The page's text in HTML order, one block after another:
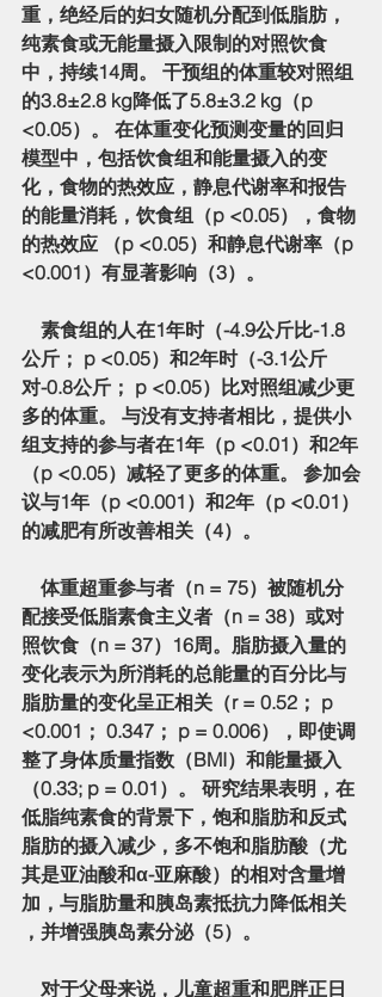
重，绝经后的妇女随机分配到低脂肪，
纯素食或无能量摄入限制的对照饮食
中，持续14周。 干预组的体重较对照组
的3.8±2.8 kg降低了5.8±3.2 kg（p
<0.05）。 在体重变化预测变量的回归
模型中，包括饮食组和能量摄入的变
化，食物的热效应，静息代谢率和报告
的能量消耗，饮食组（p <0.05），食物
的热效应 （p <0.05）和静息代谢率（p
<0.001）有显著影响（3）。
公斤； p <0.05）和2年时（-3.1公斤
对-0.8公斤； p <0.05）比对照组减少更
多的体重。 与没有支持者相比，提供小
组支持的参与者在1年（p <0.01）和2年
（p <0.05）减轻了更多的体重。 参加会
议与1年（p <0.001）和2年（p <0.01）
的减肥有所改善相关（4）。
配接受低脂素食主义者（n = 38）或对
照饮食（n = 37）16周。脂肪摄入量的
变化表示为所消耗的总能量的百分比与
脂肪量的变化呈正相关（r = 0.52； p
<0.001； 0.347； p = 0.006），即使调
整了身体质量指数（BMI）和能量摄入
（0.33; p = 0.01）。 研究结果表明，在
低脂纯素食的背景下，饱和脂肪和反式
脂肪的摄入减少，多不饱和脂肪酸（尤
其是亚油酸和α-亚麻酸）的相对含量增
加，与脂肪量和胰岛素抵抗力降低相关
，并增强胰岛素分泌（5）。